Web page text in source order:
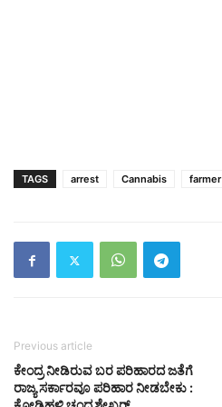
TAGS arrest Cannabis farmer
Previous article
ಕೇಂದ್ರ ನೀಡಿರುವ ಬರ ಪರಿಹಾರದ ಜತೆಗೆ
ರಾಜ್ಯ ಸರ್ಕಾರವೂ ಪರಿಹಾರ ನೀಡಬೇಕು :